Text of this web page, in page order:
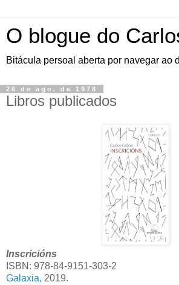
O blogue do
Bitácula persoal aberta por navegar ao
26 de ago. de 1978
Libros publicados
Inscricións
ISBN: 978-84-9151-303-2
Galaxia, 2019.